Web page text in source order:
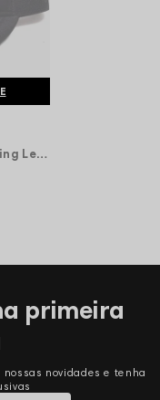
Boné FIRE Trucker Styling Lettering - Preto
primeira
novidades e tenha